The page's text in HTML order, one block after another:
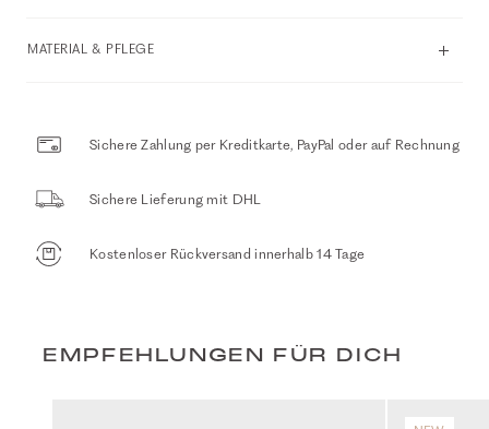
MATERIAL & PFLEGE
Sichere Zahlung per Kreditkarte, PayPal oder auf Rechnung
Sichere Lieferung mit DHL
Kostenloser Rückversand innerhalb 14 Tage
EMPFEHLUNGEN FÜR DICH